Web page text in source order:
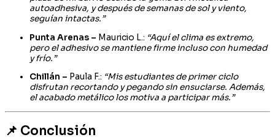
autoadhesiva, y después de semanas de sol y viento,
seguían intactas.”
Punta Arenas – Mauricio L.: “Aquí el clima es extremo,
pero el adhesivo se mantiene firme incluso con humedad
y frío.”
Chillán – Paula F.: “Mis estudiantes de primer ciclo
disfrutan recortando y pegando sin ensuciarse. Además,
el acabado metálico los motiva a participar más.”
📌 Conclusión